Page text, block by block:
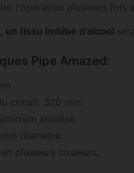
l'opération plusieurs fois
un tissu imbibé d'alcool
Pipe Amazed:
circuit: 320 mm.
anodisé.
diamètre.
plusieurs couleurs.